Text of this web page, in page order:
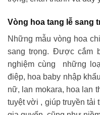
Vòng hoa tang lễ sang
Những mẫu vòng hoa
sang trọng. Được cắm
nghiệm cùng những
điệp, hoa baby nhập
nữ, lan mokara, hoa lan
tuyệt vời , giúp truyền tải